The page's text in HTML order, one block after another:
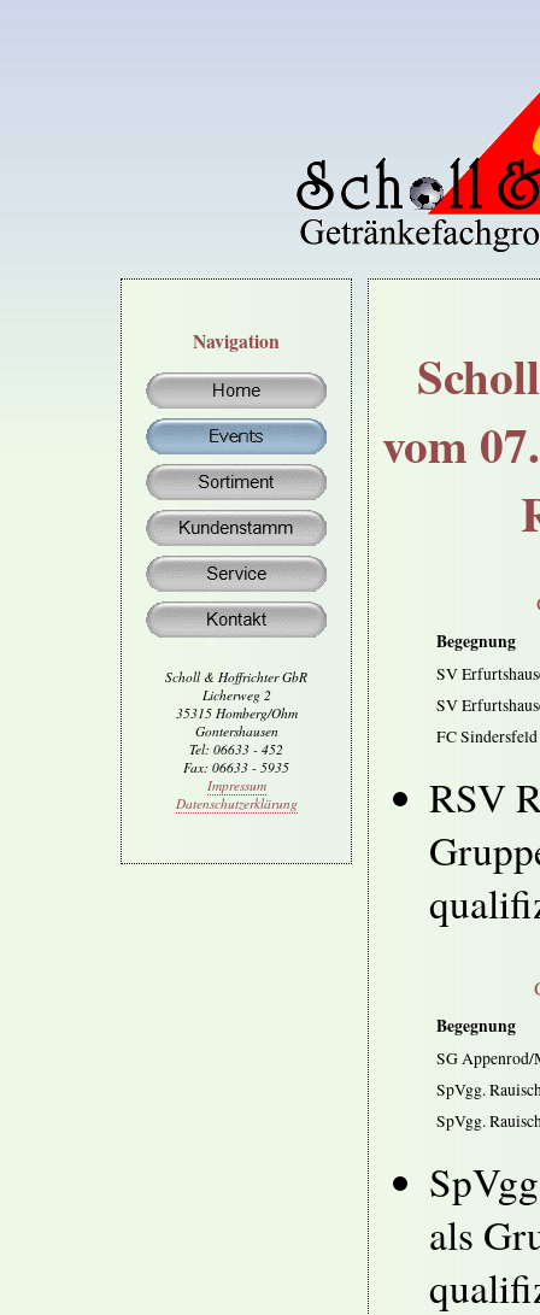
Navigation
Scholl & Hoffrichter GbR
Licherweg 2
35315 Homberg/Ohm
Gontershausen
Tel: 06633 - 452
Fax: 06633 - 5935
Impressum
Datenschutzerklärung
vom
Begegnung
SV
SV
FC
RSV
Begegnung
SG Appenrod/
SpVgg.
SpVgg.
als